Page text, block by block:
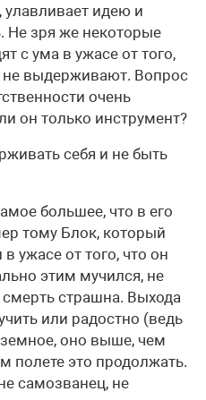
улавливает идею и
Не зря же некоторые
с ума в ужасе от того,
не выдерживают. Вопрос
очень
он только инструмент?
себя и не быть
большее, что в его
тому Блок, который
ужасе от того, что он
этим мучился, не
страшна. Выхода
или радостно (ведь
оно выше, чем
полете это продолжать.
самозванец, не